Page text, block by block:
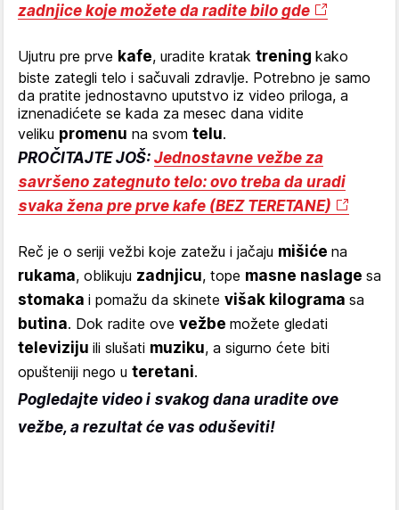
zadnjice koje možete da radite bilo gde
Ujutru pre prve kafe, uradite kratak trening kako
biste zategli telo i sačuvali zdravlje. Potrebno je samo
da pratite jednostavno uputstvo iz video priloga, a
iznenadićete se kada za mesec dana vidite
veliku promenu na svom telu.
PROČITAJTE JOŠ: Jednostavne vežbe za
savršeno zategnuto telo: ovo treba da uradi
svaka žena pre prve kafe (BEZ TERETANE)
Reč je o seriji vežbi koje zatežu i jačaju mišiće na
rukama, oblikuju zadnjicu, tope masne naslage sa
stomaka i pomažu da skinete višak kilograma sa
butina. Dok radite ove vežbe možete gledati
televiziju ili slušati muziku, a sigurno ćete biti
opušteniji nego u teretani.
Pogledajte video i svakog dana uradite ove
vežbe, a rezultat će vas oduševiti!